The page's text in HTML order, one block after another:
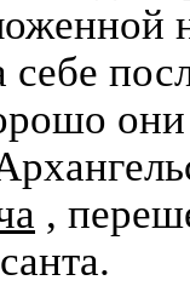
себе
они
,